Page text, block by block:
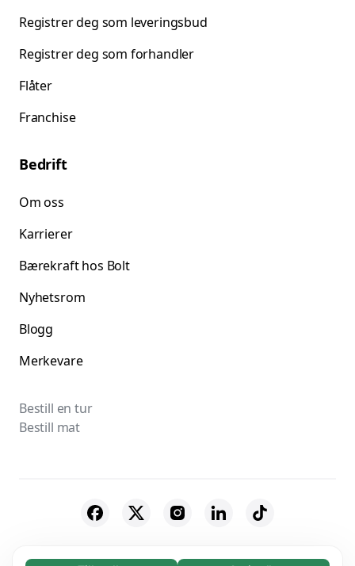
Registrer deg som leveringsbud
Registrer deg som forhandler
Flåter
Franchise
Bedrift
Om oss
Karrierer
Bærekraft hos Bolt
Nyhetsrom
Blogg
Merkevare
Bestill en tur
Bestill mat
© 2026 Bolt Technology OÜ